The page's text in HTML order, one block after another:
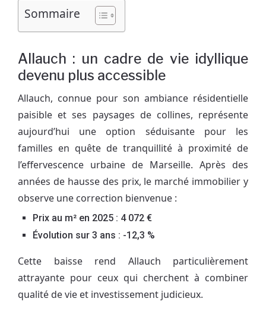
Sommaire
Allauch : un cadre de vie idyllique
devenu plus accessible
Allauch, connue pour son ambiance résidentielle
paisible et ses paysages de collines, représente
aujourd’hui une option séduisante pour les
familles en quête de tranquillité à proximité de
l’effervescence urbaine de Marseille. Après des
années de hausse des prix, le marché immobilier y
observe une correction bienvenue :
Prix au m² en 2025 : 4 072 €
Évolution sur 3 ans : -12,3 %
Cette baisse rend Allauch particulièrement
attrayante pour ceux qui cherchent à combiner
qualité de vie et investissement judicieux.